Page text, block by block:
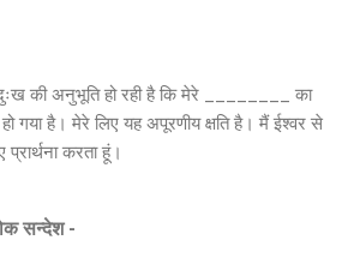
की अनुभूति हो रही है कि मेरे ________ का
गया है। मेरे लिए यह अपूरणीय क्षति है। मैं ईश्वर से
करता हूं।
सन्देश -